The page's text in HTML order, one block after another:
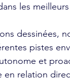
les
dessinées,
pistes
et
en relation